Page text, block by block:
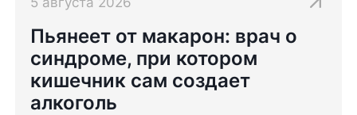
Пьянеет от макарон: врач о
синдроме, при котором
кишечник сам создает
алкоголь